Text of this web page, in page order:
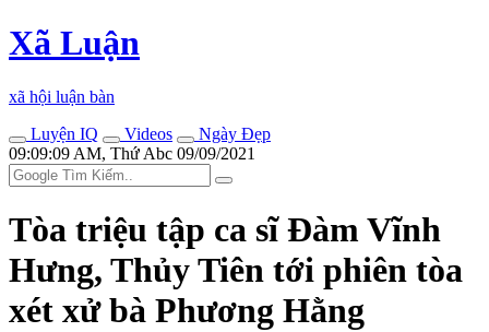
Xã Luận
xã hội luận bàn
Luyện IQ
Videos
Ngày Đẹp
09:09:09 AM, Thứ Abc 09/09/2021
Tòa triệu tập ca sĩ Đàm Vĩnh
Hưng, Thủy Tiên tới phiên tòa
xét xử bà Phương Hằng